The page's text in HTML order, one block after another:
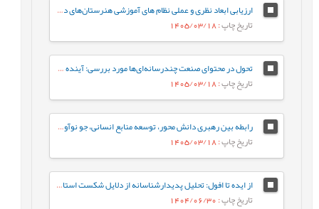
ارزیابی ابعاد نظری و عملی نظام های آموزشی هنرستان‌های دخترانه فنی و حرفه‌ای
تاریخ چاپ: 1405/03/18
تحول در محتوای صنعت چندرسانه‌ای‌ها مورد بررسی: آینده‌ ژانر برنامه‌های تلویزیون ایران در افق 1410
تاریخ چاپ: 1405/03/18
رابطه بین رهبری دانش محور، توسعه منابع انسانی، جو نوآوری و رفتار کاری خلاقانه با مزیت رقابتی پایدار با نقش میانجی نواوری سازمانی
تاریخ چاپ: 1405/03/18
از ایده تا افول: تحلیل پدیدارشناسانه از دلایل شکست استارت‌آپ‌های ایرانی
تاریخ چاپ: 1404/06/30